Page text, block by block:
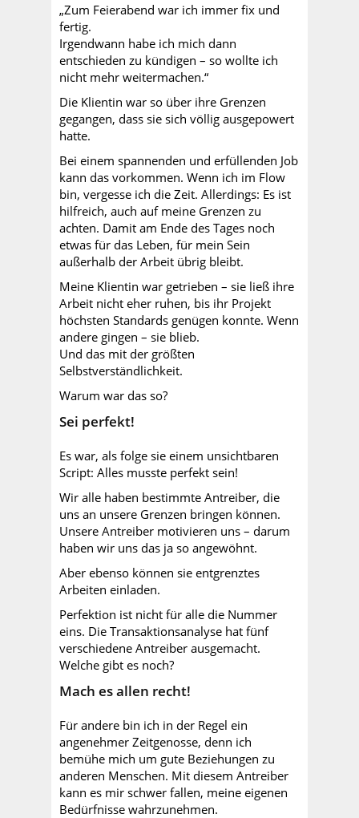
„Zum Feierabend war ich immer fix und
fertig.
Irgendwann habe ich mich dann
entschieden zu kündigen – so wollte ich
nicht mehr weitermachen.“
Die Klientin war so über ihre Grenzen
gegangen, dass sie sich völlig ausgepowert
hatte.
Bei einem spannenden und erfüllenden Job
kann das vorkommen. Wenn ich im Flow
bin, vergesse ich die Zeit. Allerdings: Es ist
hilfreich, auch auf meine Grenzen zu
achten. Damit am Ende des Tages noch
etwas für das Leben, für mein Sein
außerhalb der Arbeit übrig bleibt.
Meine Klientin war getrieben – sie ließ ihre
Arbeit nicht eher ruhen, bis ihr Projekt
höchsten Standards genügen konnte. Wenn
andere gingen – sie blieb.
Und das mit der größten
Selbstverständlichkeit.
Warum war das so?
Sei perfekt!
Es war, als folge sie einem unsichtbaren
Script: Alles musste perfekt sein!
Wir alle haben bestimmte Antreiber, die
uns an unsere Grenzen bringen können.
Unsere Antreiber motivieren uns – darum
haben wir uns das ja so angewöhnt.
Aber ebenso können sie entgrenztes
Arbeiten einladen.
Perfektion ist nicht für alle die Nummer
eins. Die Transaktionsanalyse hat fünf
verschiedene Antreiber ausgemacht.
Welche gibt es noch?
Mach es allen recht!
Für andere bin ich in der Regel ein
angenehmer Zeitgenosse, denn ich
bemühe mich um gute Beziehungen zu
anderen Menschen. Mit diesem Antreiber
kann es mir schwer fallen, meine eigenen
Bedürfnisse wahrzunehmen.